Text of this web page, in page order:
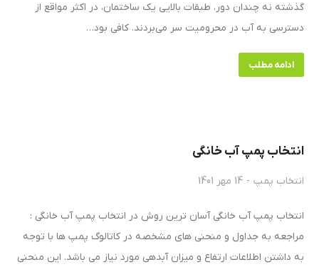
گذشته نه چندان دور، طبقات بالایی یک ساختمان، در اکثر مواقع از
دسترسی به آب در محرومیت سر می‌بردند. کافی بود…
ادامه مطلب
انتخاب پمپ آب خانگی
انتخاب پمپ 14 مهر 1401
انتخاب پمپ آب خانگی آسان ترین روش در انتخاب پمپ آب خانگی :
مراجعه به جداول و منحنی های مشخصه در کاتالوگ پمپ ها با توجه
به داشتن اطلاعات ارتفاع و میزان آبدهی مورد نیاز می باشد. این منحنی